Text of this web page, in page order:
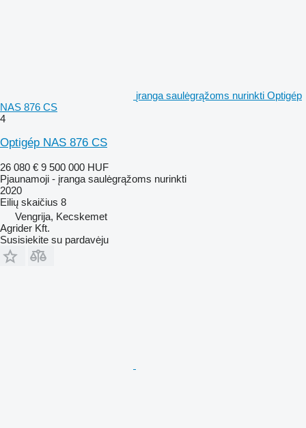
įranga saulėgrąžoms nurinkti Optigép
NAS 876 CS
4
Optigép NAS 876 CS
26 080 € 9 500 000 HUF
Pjaunamoji - įranga saulėgrąžoms nurinkti
2020
Eilių skaičius 8
Vengrija, Kecskemet
Agrider Kft.
Susisiekite su pardavėju